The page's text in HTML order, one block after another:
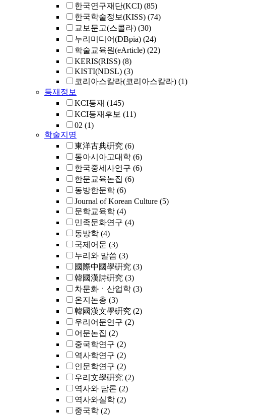
한국연구재단(KCI) (85)
한국학술정보(KISS) (74)
교보문고(스콜라) (30)
누리미디어(DBpia) (24)
학술교육원(eArticle) (22)
KERIS(RISS) (8)
KISTI(NDSL) (3)
코리아스칼라(코리아스칼라) (1)
등재정보
KCI등재 (145)
KCI등재후보 (11)
02 (1)
학술지명
東洋古典硏究 (6)
동아시아고대학 (6)
한국중세사연구 (6)
한문교육논집 (6)
동방한문학 (6)
Journal of Korean Culture (5)
문학교육학 (4)
민족문화연구 (4)
동방학 (4)
국제어문 (3)
누리와 말씀 (3)
國際中國學硏究 (3)
韓國漢詩硏究 (3)
차문화ㆍ산업학 (3)
온지논총 (3)
韓國漢文學硏究 (2)
우리어문연구 (2)
어문논집 (2)
중국학연구 (2)
역사학연구 (2)
인문학연구 (2)
우리文學硏究 (2)
역사와 담론 (2)
역사와실학 (2)
중국학 (2)